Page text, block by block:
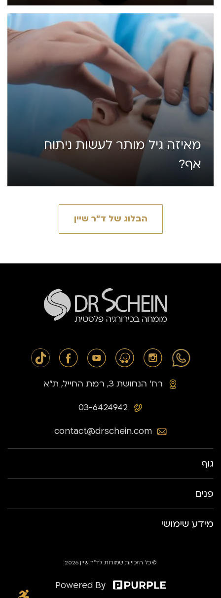
מאיזה גיל מותר לעשות ניתוח
אף?
הבלוג של ד״ר שיין
03-6424942
רח׳ הנחושת 3, רמת החייל, ת״א
contact@drschein.com
גוף
פנים
מידע שימושי
© כל הזכויות שמורות לד״ר שיין 2026
Powered By